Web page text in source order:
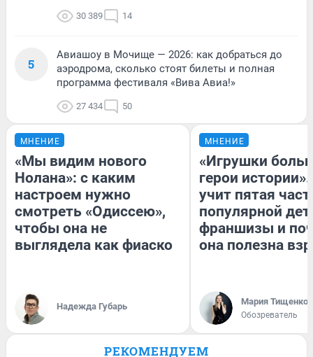
30 389 14
5
Авиашоу в Мочище — 2026: как добраться до
аэродрома, сколько стоят билеты и полная
программа фестиваля «Вива Авиа!»
27 434 50
МНЕНИЕ
«Мы видим нового
Нолана»: с каким
настроем нужно
смотреть «Одиссею»,
чтобы она не
выглядела как фиаско
Надежда Губарь
МНЕНИЕ
«Игрушки
герои
учит пятая
популярной
франшизы и
она полезна
Мария Тищенко
Обозреватель
РЕКОМЕНДУЕМ